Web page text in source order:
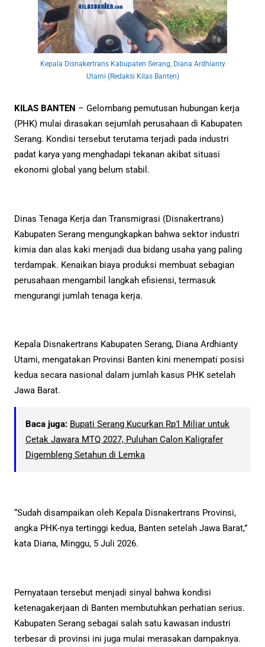
Kepala Disnakertrans Kabupaten Serang, Diana Ardhianty
Utami (Redaksi Kilas Banten)
KILAS BANTEN – Gelombang pemutusan hubungan kerja
(PHK) mulai dirasakan sejumlah perusahaan di Kabupaten
Serang. Kondisi tersebut terutama terjadi pada industri
padat karya yang menghadapi tekanan akibat situasi
ekonomi global yang belum stabil.
Dinas Tenaga Kerja dan Transmigrasi (Disnakertrans)
Kabupaten Serang mengungkapkan bahwa sektor industri
kimia dan alas kaki menjadi dua bidang usaha yang paling
terdampak. Kenaikan biaya produksi membuat sebagian
perusahaan mengambil langkah efisiensi, termasuk
mengurangi jumlah tenaga kerja.
Kepala Disnakertrans Kabupaten Serang, Diana Ardhianty
Utami, mengatakan Provinsi Banten kini menempati posisi
kedua secara nasional dalam jumlah kasus PHK setelah
Jawa Barat.
Baca juga: Bupati Serang Kucurkan Rp1 Miliar untuk
Cetak Jawara MTQ 2027, Puluhan Calon Kaligrafer
Digembleng Setahun di Lemka
“Sudah disampaikan oleh Kepala Disnakertrans Provinsi,
angka PHK-nya tertinggi kedua, Banten setelah Jawa Barat,”
kata Diana, Minggu, 5 Juli 2026.
Pernyataan tersebut menjadi sinyal bahwa kondisi
ketenagakerjaan di Banten membutuhkan perhatian serius.
Kabupaten Serang sebagai salah satu kawasan industri
terbesar di provinsi ini juga mulai merasakan dampaknya.